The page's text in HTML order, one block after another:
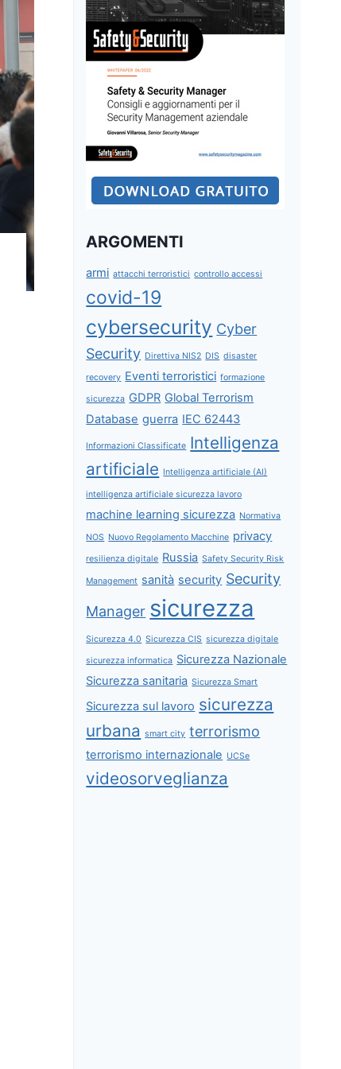
ARGOMENTI
armi attacchi terroristici controllo accessi
covid-19
cybersecurity Cyber
Security Direttiva NIS2 DIS disaster
recovery Eventi terroristici formazione
sicurezza GDPR Global Terrorism
Database guerra IEC 62443
Informazioni Classificate Intelligenza
artificiale Intelligenza artificiale (AI)
intelligenza artificiale sicurezza lavoro
machine learning sicurezza Normativa
NOS Nuovo Regolamento Macchine privacy
resilienza digitale Russia Safety Security Risk
Management sanità security Security
Manager sicurezza
Sicurezza 4.0 Sicurezza CIS sicurezza digitale
sicurezza informatica Sicurezza Nazionale
Sicurezza sanitaria Sicurezza Smart
Sicurezza sul lavoro sicurezza
urbana smart city terrorismo
terrorismo internazionale UCSe
videosorveglianza